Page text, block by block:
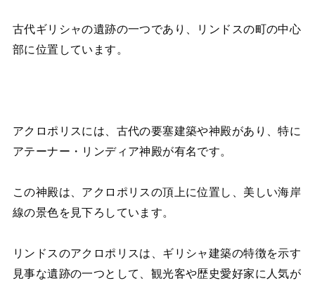
古代ギリシャの遺跡の一つであり、リンドスの町の中心
部に位置しています。
アクロポリスには、古代の要塞建築や神殿があり、特に
アテーナー・リンディア神殿が有名です。
この神殿は、アクロポリスの頂上に位置し、美しい海岸
線の景色を見下ろしています。
リンドスのアクロポリスは、ギリシャ建築の特徴を示す
見事な遺跡の一つとして、観光客や歴史愛好家に人気が